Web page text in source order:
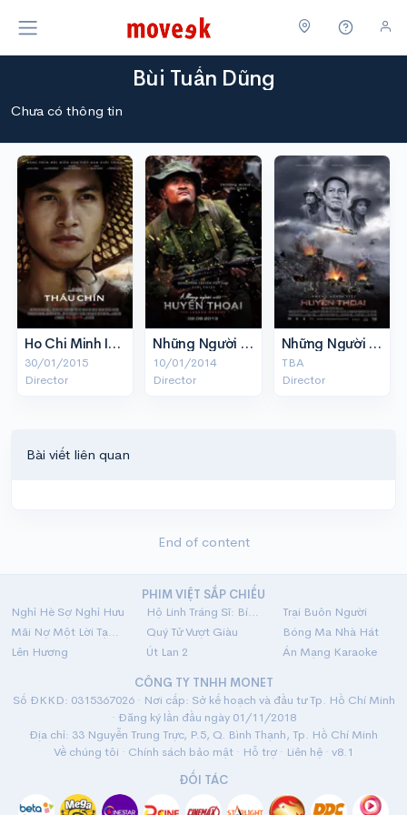
Bùi Tuấn Dũng
Chưa có thông tin
Ho Chi Minh In Siam
30/01/2015
Director
Những Người Viết Huyền Thoại
10/01/2014
Director
Những Người Viết Huyền Thoại
TBA
Director
Bài viết liên quan
End of content
PHIM VIỆT SẮP CHIẾU
Nghỉ Hè Sợ Nghỉ Hưu
Hộ Linh Tráng Sĩ: Bí Ẩn Mộ Vua Đinh
Trại Buôn Người
Mãi Nợ Một Lời Tạm Biệt
Quý Tử Vượt Giàu
Bóng Ma Nhà Hát
Lên Hương
Út Lan 2
Án Mạng Karaoke
CÔNG TY TNHH MONET
Số ĐKKD: 0315367026 · Nơi cấp: Sở kế hoạch và đầu tư Tp. Hồ Chí Minh
· Đăng ký lần đầu ngày 01/11/2018
Địa chỉ: 33 Nguyễn Trung Trực, P.5, Q. Bình Thạnh, Tp. Hồ Chí Minh
Về chúng tôi · Chính sách bảo mật · Hỗ trợ · Liên hệ · v8.1
ĐỐI TÁC